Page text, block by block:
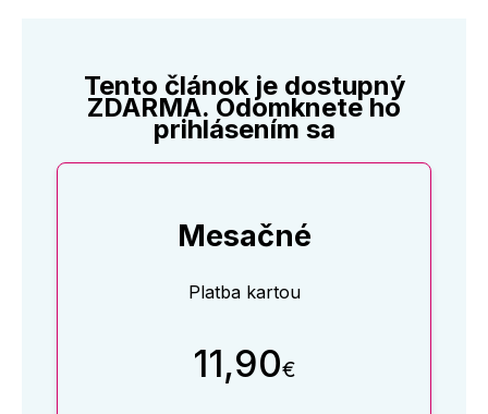
Tento článok je dostupný
ZDARMA. Odomknete ho
prihlásením sa
Mesačné
Platba kartou
11,90€